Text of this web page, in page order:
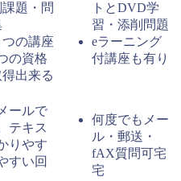
題・問
つの講座
の資格
出来る
トとDVD学
習・添削問題
eラーニング
付講座も有り
ールで
テキス
りやす
すい回
何度でもメー
ル・郵送・
fAX質問可宅
宅